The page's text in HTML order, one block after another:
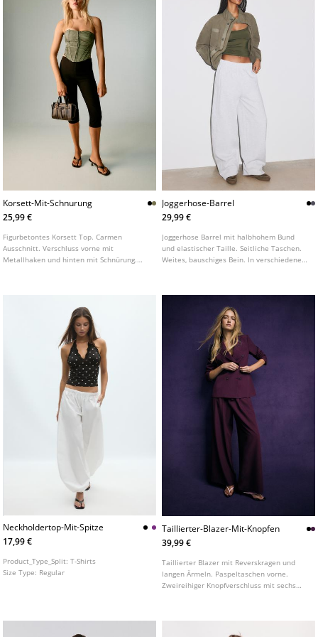
Korsett-Mit-Schnurung
25,99 €
Figurbetontes Korsett Top. Carmen
Ausschnitt. Verschluss vorne mit
Metallhaken und hinten mit Schnürung.
Joggerhose-Barrel
29,99 €
Joggerhose Barrel mit halbhohem Bund
und elastischer Taille. Seitliche Taschen.
Weites, bauschiges Bein. In verschiedenen
Neckholdertop-Mit-Spitze
17,99 €
Product_Type_Split:T-Shirts
Size Type: Regular
Taillierter-Blazer-Mit-Knopfen
39,99 €
Taillierter Blazer mit Reverskragen und
langen Ärmeln. Paspeltaschen vorne.
Zweireihiger Knopfverschluss mit sechs